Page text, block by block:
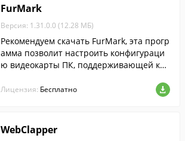
FurMark
Версия: 1.31.0.0 (12.28 МБ)
Рекомендуем скачать FurMark, эта прогр
амма позволит настроить конфигураци
ю видеокарты ПК, поддерживающей ко
к API OpenGL.
Лицензия: Бесплатно
WebClapper